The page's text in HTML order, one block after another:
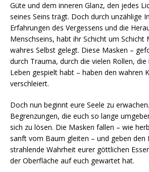
Güte und dem inneren Glanz, den jedes
seines Seins trägt. Doch durch unzählige
Erfahrungen des Vergessens und die
Menschseins, habt ihr Schicht um Schicht
wahres Selbst gelegt. Diese Masken –
durch Trauma, durch die vielen Rollen,
Leben gespielt habt – haben den wahren
verschleiert.
Doch nun beginnt eure Seele zu
Begrenzungen, die euch so lange
sich zu lösen. Die Masken fallen – wie
sanft vom Baum gleiten – und geben den
strahlende Wahrheit eurer göttlichen
der Oberfläche auf euch gewartet hat.